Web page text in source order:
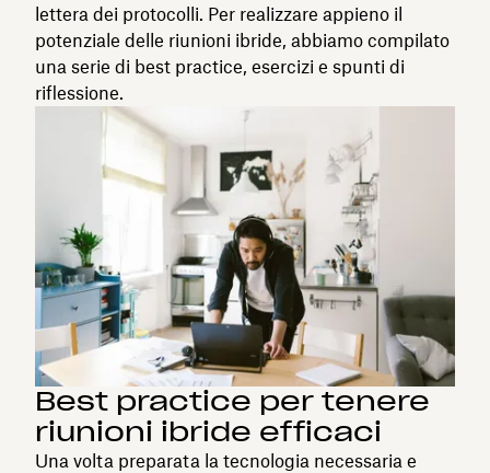
lettera dei protocolli. Per realizzare appieno il
potenziale delle riunioni ibride, abbiamo compilato
una serie di best practice, esercizi e spunti di
riflessione.
Best practice per tenere
riunioni ibride efficaci
Una volta preparata la tecnologia necessaria e